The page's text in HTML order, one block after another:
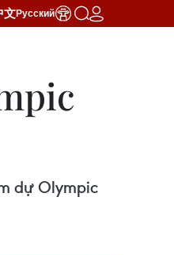
文Русский
dự Olympic